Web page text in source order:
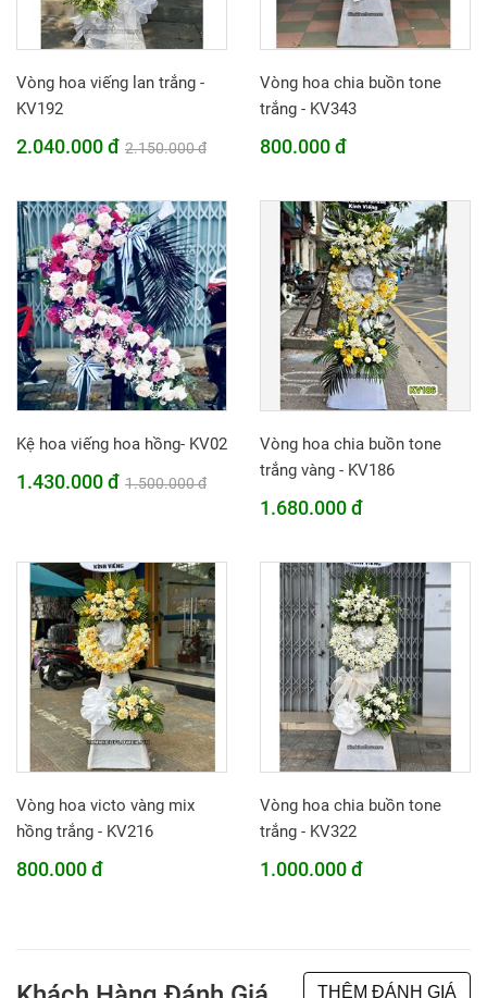
Vòng hoa viếng lan trắng -
KV192
2.040.000 đ 2.150.000 đ
Vòng hoa chia buồn tone
trắng - KV343
800.000 đ
Kệ hoa viếng hoa hồng- KV02
1.430.000 đ 1.500.000 đ
Vòng hoa chia buồn tone
trắng vàng - KV186
1.680.000 đ
Vòng hoa victo vàng mix
hồng trắng - KV216
800.000 đ
Vòng hoa chia buồn tone
trắng - KV322
1.000.000 đ
THÊM ĐÁNH GIÁ